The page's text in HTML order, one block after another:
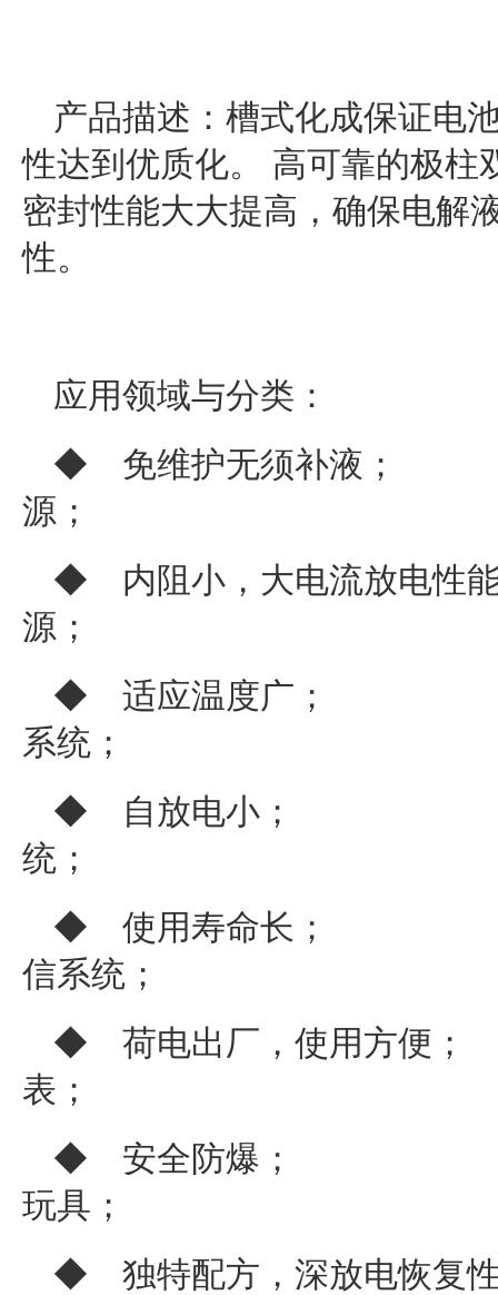
产品描述：槽式化成保证电
性达到优质化。 高可靠的极柱
密封性能大大提高，确保电解
性。
应用领域与分类：
◆ 免维护无须补
源；
◆ 内阻小，大电流放
源；
◆ 适应温度广
系统；
◆ 自放电小
统；
◆ 使用寿命长
信系统；
◆ 荷电出厂，使用
表；
◆ 安全防爆；
玩具；
◆ 独特配方，深放电恢